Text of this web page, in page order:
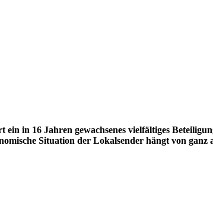
in 16 Jahren gewachsenes vielfältiges
Situation der Lokalsender hängt von